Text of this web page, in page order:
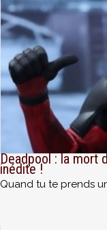
Deadpool : la mort
inédite !
Quand tu te prends